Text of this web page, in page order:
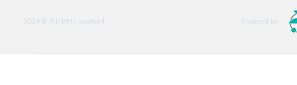
2024 © All rights reserved Powered by